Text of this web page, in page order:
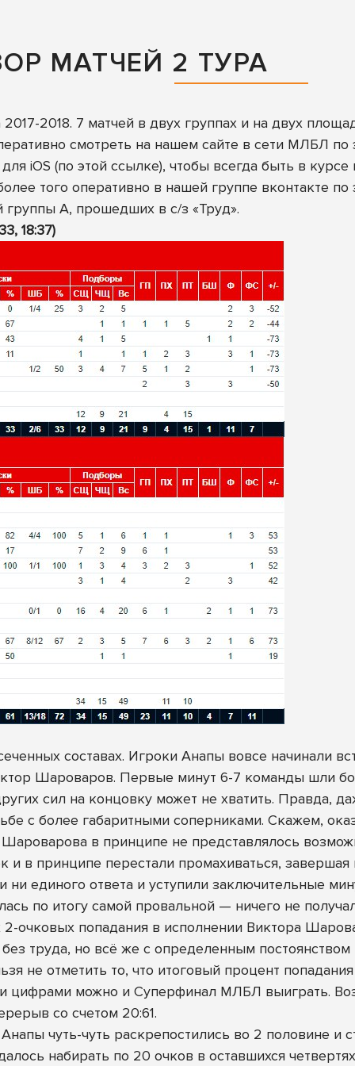
МАТЧЕЙ 2 ТУРА
2018. 7 матчей в двух группах и на двух
смотреть на нашем сайте в сети МЛБЛ по
iOS (по этой ссылке), чтобы всегда быть в
того оперативно в нашей группе вконтакте по
А, прошедших в с/з «Труд».
18:37)
составах. Игроки Анапы вовсе начинали
Шароваров. Первые минут 6-7 команды шли
сил на концовку может не хватить. Правда,
с более габаритными соперниками. Скажем,
в принципе не представлялось
и в принципе перестали промахиваться,
единого ответа и уступили заключительные
по итогу самой провальной — ничего не
очковых попадания в исполнении Виктора
труда, но всё же с определенным постоянством
не отметить то, что итоговый процент
цифрами можно и Суперфинал МЛБЛ выиграть.
со счетом 20:61.
чуть-чуть раскрепостились во 2 половине и
набирать по 20 очков в оставшихся